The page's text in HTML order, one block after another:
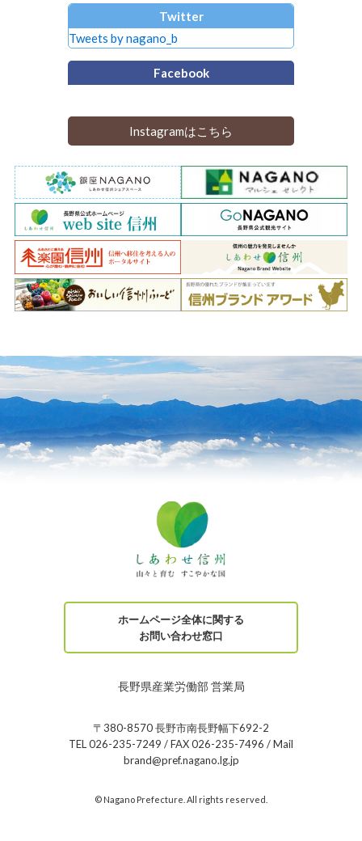
Twitter
Tweets by nagano_b
Facebook
Instagramはこちら
ホームページ全体に関する
お問い合わせ窓口
長野県産業労働部 営業局
〒380-8570 長野市南長野幅下692-2
TEL 026-235-7249 / FAX 026-235-7496 / Mail
brand@pref.nagano.lg.jp
© Nagano Prefecture. All rights reserved.